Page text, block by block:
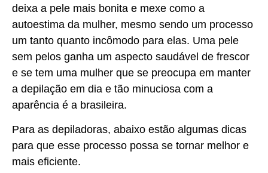
deixa a pele mais bonita e mexe como a
autoestima da mulher, mesmo sendo um processo
um tanto quanto incômodo para elas. Uma pele
sem pelos ganha um aspecto saudável de frescor
e se tem uma mulher que se preocupa em manter
a depilação em dia e tão minuciosa com a
aparência é a brasileira.
Para as depiladoras, abaixo estão algumas dicas
para que esse processo possa se tornar melhor e
mais eficiente.